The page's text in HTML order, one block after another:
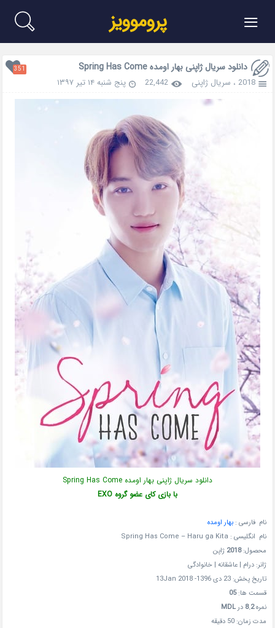
≡ پروموویز
دانلود سریال ژاپنی بهار اومده Spring Has Come 351
2018 ، سریال ژاپنی 22,442 پنج شنبه ۱۴ تیر ۱۳۹۷
دانلود سریال ژاپنی بهار اومده Spring Has Come
با بازی کای عضو گروه EXO
نام فارسی :بهار اومده
نام انگلیسی : Spring Has Come – Haru ga Kita
محصول:2018 ژاپن
ژانر: درام | عاشقانه | خانوادگی
تاریخ پخش: 23 دی 1396- 13Jan 2018
قسمت ها:05
نمره8.2 درMDL
مدت زمان: 50 دقیقه